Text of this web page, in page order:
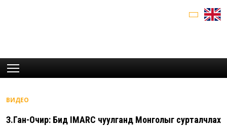
ВИДЕО
З.Ган-Очир: Бид IMARC чуулганд Монголыг сурталчлах